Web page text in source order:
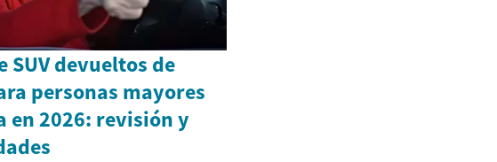
SUV devueltos de
personas mayores
en 2026: revisión y